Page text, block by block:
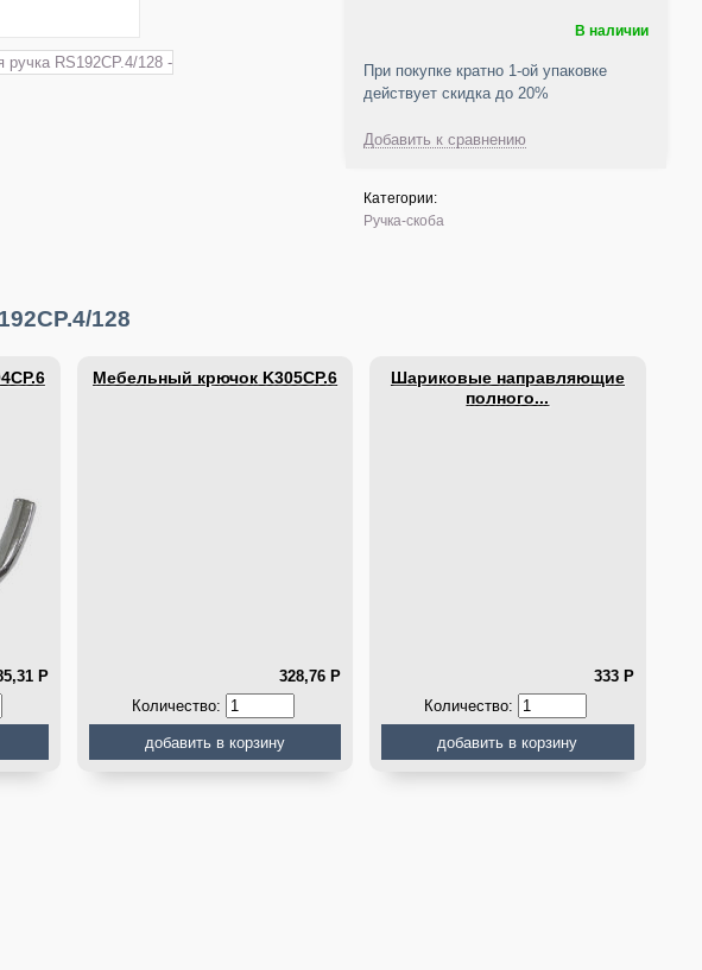
В наличии
При покупке кратно 1-ой упаковке
действует скидка до 20%
Добавить к сравнению
Категории:
Ручка-скоба
128
Р
Мебельный крючок K305CP.6
328,76 Р
Количество:
Шариковые направляющие
полного...
333 Р
Количество: